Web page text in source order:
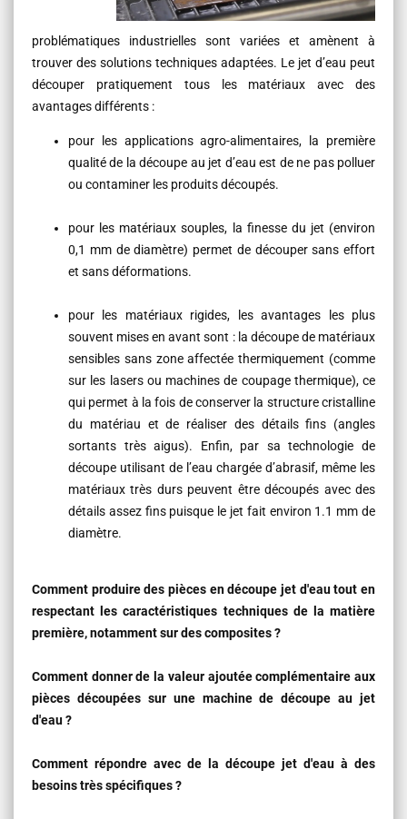
problématiques industrielles sont variées et amènent à
trouver des solutions techniques adaptées. Le jet d’eau peut
découper pratiquement tous les matériaux avec des
avantages différents :
pour les applications agro-alimentaires, la première
qualité de la découpe au jet d’eau est de ne pas polluer
ou contaminer les produits découpés.
pour les matériaux souples, la finesse du jet (environ
0,1 mm de diamètre) permet de découper sans effort
et sans déformations.
pour les matériaux rigides, les avantages les plus
souvent mises en avant sont : la découpe de matériaux
sensibles sans zone affectée thermiquement (comme
sur les lasers ou machines de coupage thermique), ce
qui permet à la fois de conserver la structure cristalline
du matériau et de réaliser des détails fins (angles
sortants très aigus). Enfin, par sa technologie de
découpe utilisant de l’eau chargée d’abrasif, même les
matériaux très durs peuvent être découpés avec des
détails assez fins puisque le jet fait environ 1.1 mm de
diamètre.
Comment produire des pièces en découpe jet d'eau tout en
respectant les caractéristiques techniques de la matière
première, notamment sur des composites ?
Comment donner de la valeur ajoutée complémentaire aux
pièces découpées sur une machine de découpe au jet
d'eau ?
Comment répondre avec de la découpe jet d'eau à des
besoins très spécifiques ?